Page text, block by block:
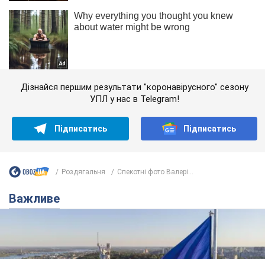
Дізнайся першим результати "коронавірусного" сезону
УПЛ у нас в Telegram!
Підписатись Підписатись
Роздягальня Спекотні фото Валері...
Важливе